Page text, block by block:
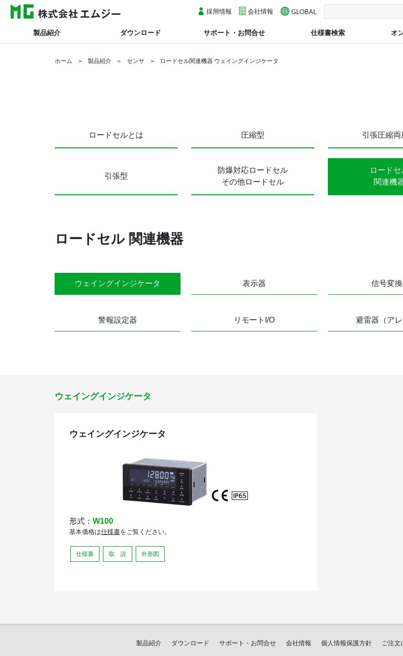
採用情報 会社情報 GLOBAL
製品紹介 ダウンロード サポート・お問合せ 仕様書検索 オ
ホーム 製品紹介 センサ ロードセル関連機器 ウェイングインジケータ
ロードセルとは 圧縮型 引張圧縮両
引張型
防爆対応ロードセル
その他ロードセル
ロードセ
関連機
ロードセル 関連機器
ウェイングインジケータ 表示器 信号変
警報設定器 リモートI/O 避雷器（アレ
ウェイングインジケータ
ウェイングインジケータ
形式： W100
基本価格は仕様書をご覧ください。
仕様書 取 説 外形図
製品紹介 ダウンロード サポート・お問合せ 会社情報 個人情報保護方針 ご注文